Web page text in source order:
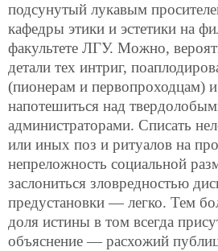
подсунутый лукавым
кафедры этики и эстетики на
факультете ЛГУ. Можно,
детали тех интриг,
(пионерам и первопроходцам)
напотешиться над
администраторами. Списать
или иных поз и ритуалов на
непреложность социальной
заслониться зловредностью
предустановки — легко. Тем
доля истины в том всегда
объяснение — расхожий